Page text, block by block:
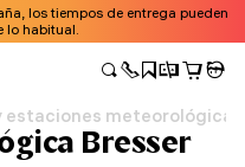
los tiempos de entrega pueden
lo habitual.
estaciones meteorológicas
Bresser